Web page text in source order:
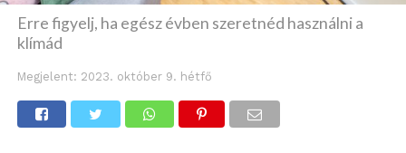
Erre figyelj, ha egész évben szeretnéd használni a
klímád
Megjelent: 2023. október 9. hétfő